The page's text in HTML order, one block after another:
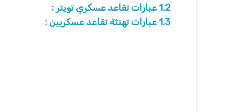
1.2 عبارات تقاعد عسكري تويتر :
1.3 عبارات تهنئة تقاعد عسكريين :